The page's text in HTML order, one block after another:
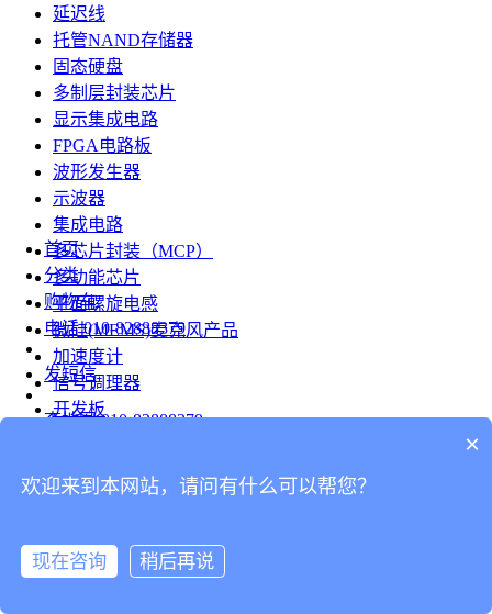
延迟线
托管NAND存储器
固态硬盘
多制层封装芯片
显示集成电路
FPGA电路板
波形发生器
示波器
集成电路
多芯片封装（MCP）
多功能芯片
平面螺旋电感
微硅(MEMS)麦克风产品
加速度计
信号调理器
开发板
台式仪表
连接器
首页
分类
购物车
电话 010-82888379
发短信
查地图 010-82888379
分享
×
欢迎来到本网站，请问有什么可以帮您？
现在咨询 稍后再说